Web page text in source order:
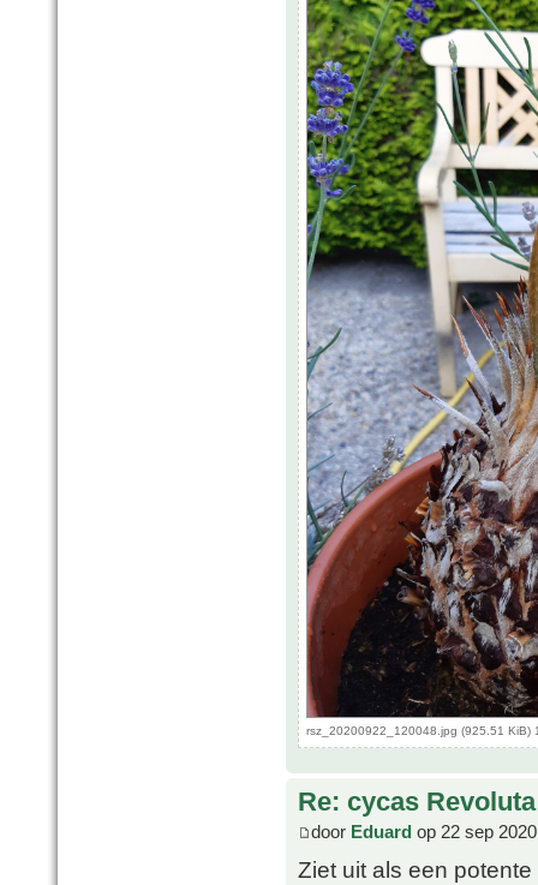
rsz_20200922_120048.jpg (925.51 KiB)
Re: cycas Revoluta
door Eduard op 22 sep
Ziet uit als een